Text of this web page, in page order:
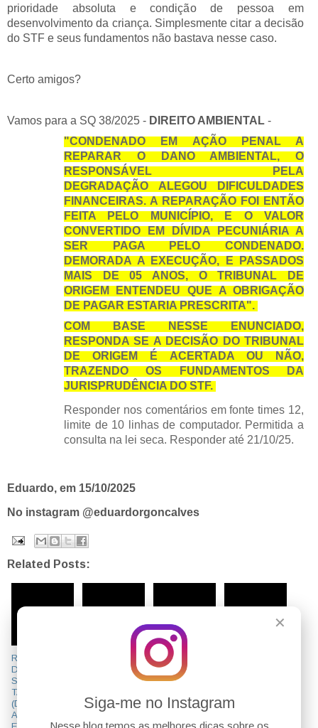
✕
Siga-me no Instagram
Nesse blog temos as melhores dicas sobre os
prioridade absoluta e condição de pessoa em
desenvolvimento da criança. Simplesmente citar a decisão
do STF e seus fundamentos não bastava nesse caso.
Certo amigos?
Vamos para a SQ 38/2025 - DIREITO AMBIENTAL -
"CONDENADO EM AÇÃO PENAL A
REPARAR O DANO AMBIENTAL, O
RESPONSÁVEL PELA
DEGRADAÇÃO ALEGOU DIFICULDADES
FINANCEIRAS. A REPARAÇÃO FOI ENTÃO
FEITA PELO MUNICÍPIO, E O VALOR
CONVERTIDO EM DÍVIDA PECUNIÁRIA A
SER PAGA PELO CONDENADO.
DEMORADA A EXECUÇÃO, E PASSADOS
MAIS DE 05 ANOS, O TRIBUNAL DE
ORIGEM ENTENDEU QUE A OBRIGAÇÃO
DE PAGAR ESTARIA PRESCRITA".
COM BASE NESSE ENUNCIADO,
RESPONDA SE A DECISÃO DO TRIBUNAL
DE ORIGEM É ACERTADA OU NÃO,
TRAZENDO OS FUNDAMENTOS DA
JURISPRUDÊNCIA DO STF.
Responder nos comentários em fonte times 12,
limite de 10 linhas de computador. Permitida a
consulta na lei seca. Responder até 21/10/25.
Eduardo, em 15/10/2025
No instagram @eduardorgoncalves
Related Posts:
RESPOSTA
DA
SUPERQUAR
TA 08/2025
(DIREITO
AMBIENTAL)
S DEFINIDOS
CONDENAÇÃ
O EM DANOS
RESPOSTA
DA
SUPERQUAR
(DIREITO DO
TRABALHO -
AMBIENTAL -